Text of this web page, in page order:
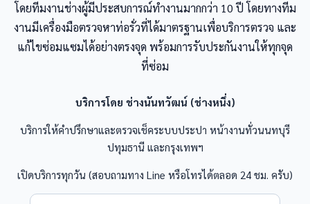
โดยทีมงานช่างผู้มีประสบการณ์ทำงานมากกว่า 10 ปี โดยทางทีม
งานมีเครื่องมือตรวจหาท่อรั่วที่ได้มาตรฐานเพื่อบริการตรวจ และ
แก้ไขซ่อมแซมได้อย่างตรงจุด พร้อมการรับประกันงานให้ทุกจุด
ที่ซ่อม
บริการโดย ช่างนันทวัฒน์ (ช่างหนึ่ง)
บริการให้คำปรึกษาและตรวจเช็คระบบประปา หน้างานทั่วนนทบุรี
ปทุมธานี และกรุงเทพฯ
เปิดบริการทุกวัน (สอบถามทาง Line หรือโทรได้ตลอด 24 ชม. ครับ)